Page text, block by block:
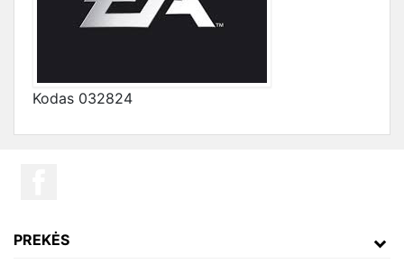
Kodas 032824
PREKĖS